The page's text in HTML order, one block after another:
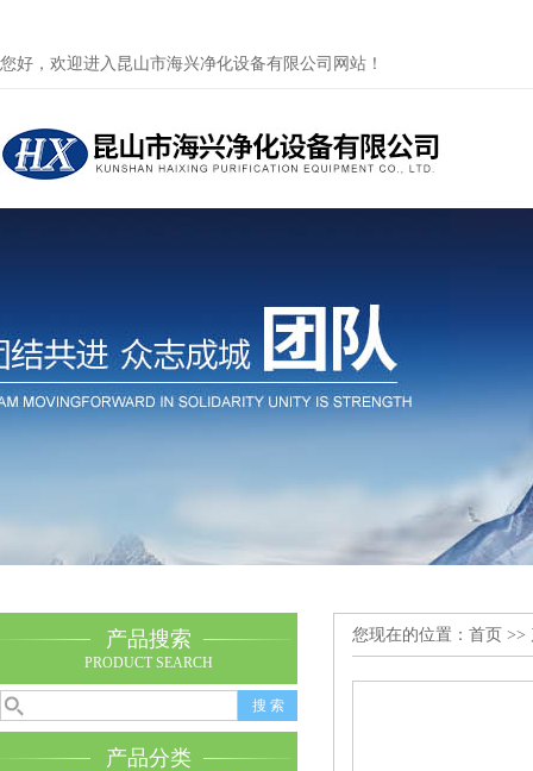
您好，欢迎进入昆山市海兴净化设备有限公司网站！
产品搜索
PRODUCT SEARCH
产品分类
您现在的位置： 首页 >>